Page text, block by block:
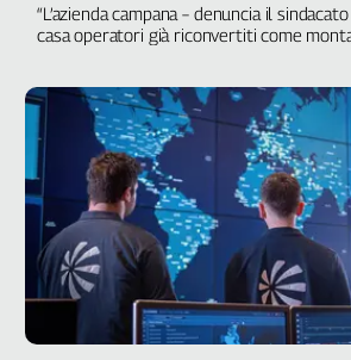
Filt
Fiom
Flai
Flc
Nidil
Spi
Inca
“L’azienda campana – denuncia il
casa operatori già riconvertiti come